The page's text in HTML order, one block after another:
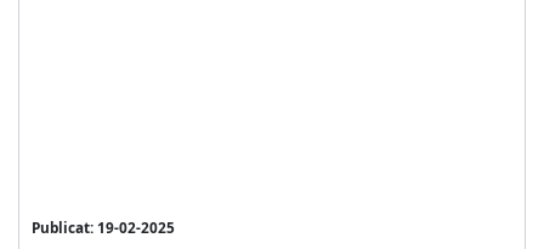
Publicat: 19-02-2025